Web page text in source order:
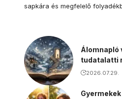
sapkára és megfelelő
Álomnapló
tudatalatti
2026.07.29.